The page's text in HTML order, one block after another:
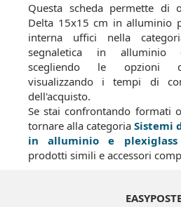
Questa scheda permette di
Delta 15x15 cm in alluminio
interna uffici nella
segnaletica in alluminio
scegliendo le opzioni
visualizzando i tempi di
dell'acquisto.
Se stai confrontando formati
tornare alla categoria Sistemi
in alluminio e plexiglass
prodotti simili e accessori